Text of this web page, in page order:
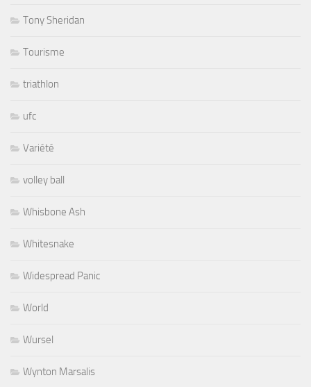
Tony Sheridan
Tourisme
triathlon
ufc
Variété
volley ball
Whisbone Ash
Whitesnake
Widespread Panic
World
Wursel
Wynton Marsalis